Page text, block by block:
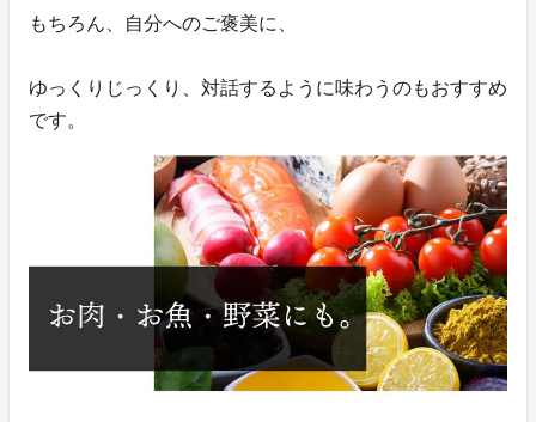
もちろん、自分へのご褒美に、
ゆっくりじっくり、対話するように味わうのもおすすめ
です。